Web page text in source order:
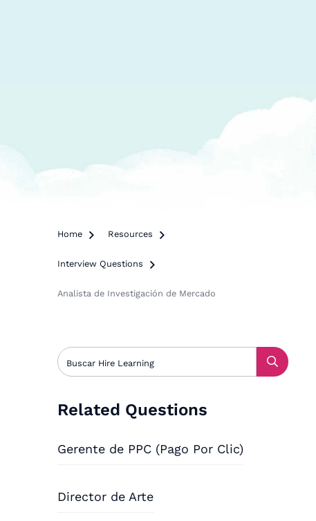
Home  Resources 
Interview Questions 
Analista de Investigación de Mercado
Related Questions
Gerente de PPC (Pago Por Clic)
Director de Arte